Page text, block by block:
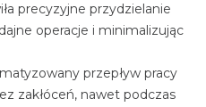
precyzyjne przydzielanie
operacje i minimalizując
przepływ pracy
zakłóceń, nawet podczas